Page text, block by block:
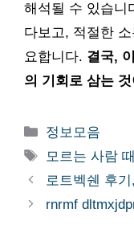
해석될 수 있습니
다보고, 적절한
요합니다. 결국,
의 기회로 삼는
카
테
리
정보모음
태
그
모르는 사람
로트벡쉔 후
rnrmf